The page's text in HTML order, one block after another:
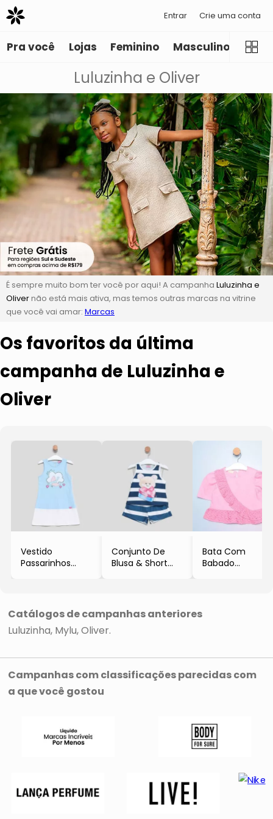
Entrar Crie uma conta
Pra você Lojas Feminino Masculino
Luluzinha e Oliver
É sempre muito bom ter você por aqui! A campanha Luluzinha e
Olivernão está mais ativa, mas temos outras marcas na vitrine
que você vai amar: Marcas
Os favoritos da última
campanha de Luluzinha e
Oliver
Vestido
Passarinhos
Conjunto De
Blusa & Short
- Luluzinha
Bata Com
Babado
Catálogos de campanhas anteriores
Luluzinha Mylu Oliver
Campanhas com classificações parecidas com
a que você gostou